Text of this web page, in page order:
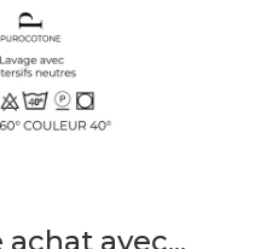
avec...